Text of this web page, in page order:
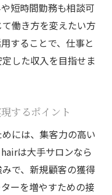
短時間勤務も相談可
働き方を変えたい方
することで、仕事と
した収入を目指せま
するポイント
には、集客力の高い
は大手サロンなら
で、新規顧客の獲得
ーを増やすための接